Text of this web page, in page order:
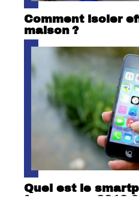
Comment isoler
maison ?
Quel est le
femmes en 2018 ?